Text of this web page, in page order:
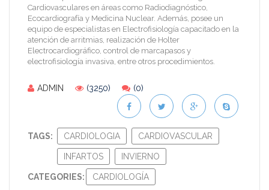
Cardiovasculares en áreas como Radiodiagnóstico,
Ecocardiografía y Medicina Nuclear. Además, posee un
equipo de especialistas en Electrofisiología capacitado en la
atención de arritmias, realización de Holter
Electrocardiográfico, control de marcapasos y
electrofisiología invasiva, entre otros procedimientos.
ADMIN (3250) (0)
TAGS: CARDIOLOGIA CARDIOVASCULAR
INFARTOS INVIERNO
CATEGORIES: CARDIOLOGÍA